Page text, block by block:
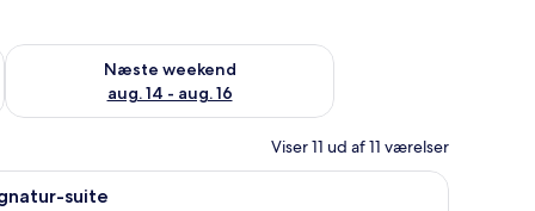
aug. 7 - aug. 9
Næste weekend
aug. 14 - aug. 16
Tjek tilgængelighed for næste weekend aug. 14 - aug. 16
Viser 11 ud af 11 værelser
fjernsyn og store vinduer med udsigt over landskabet.
Et hotelværelse med en stor seng, et
15 suite